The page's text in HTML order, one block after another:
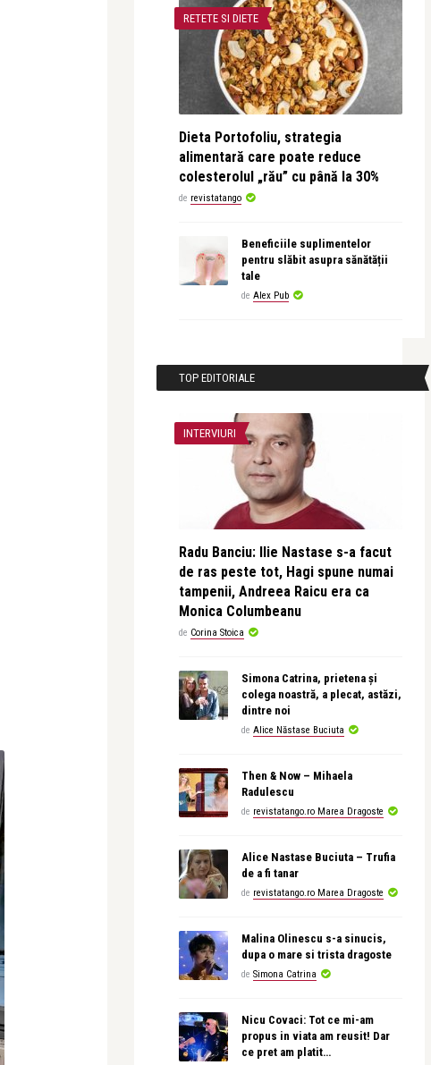
RETETE SI DIETE
Dieta Portofoliu, strategia
alimentară care poate reduce
colesterolul „rău” cu până la 30%
de revistatango
Beneficiile suplimentelor
pentru slăbit asupra sănătății
tale
de Alex Pub
TOP EDITORIALE
INTERVIURI
Radu Banciu: Ilie Nastase s-a facut
de ras peste tot, Hagi spune numai
tampenii, Andreea Raicu era ca
Monica Columbeanu
de Corina Stoica
Simona Catrina, prietena și
colega noastră, a plecat, astăzi,
dintre noi
de Alice Năstase Buciuta
Then & Now – Mihaela
Radulescu
de revistatango.ro Marea Dragoste
Alice Nastase Buciuta – Trufia
de a fi tanar
de revistatango.ro Marea Dragoste
Malina Olinescu s-a sinucis,
dupa o mare si trista dragoste
de Simona Catrina
Nicu Covaci: Tot ce mi-am
propus in viata am reusit! Dar
ce pret am platit…